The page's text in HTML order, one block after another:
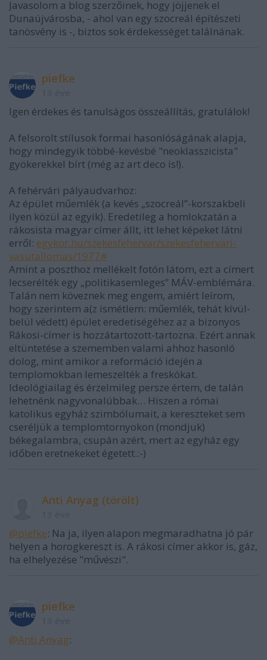
Javasolom a blog szerzőinek, hogy jöjjenek el
Dunaújvárosba, - ahol van egy szocreál építészeti
tanösvény is -, biztos sok érdekességet találnának.
piefke
Igen érdekes és tanulságos összeállítás, gratulálok!
A felsorolt stílusok formai hasonlóságának alapja,
hogy mindegyik többé-kevésbé "neoklasszicista"
gyökerekkel bírt (még az art deco is!).
A fehérvári pályaudvarhoz:
Az épület műemlék (a kevés „szocreál”-korszakbeli
ilyen közül az egyik). Eredetileg a homlokzatán a
rákosista magyar címer állt, itt lehet képeket látni
erről: egykor.hu/szekesfehervar/szekesfehervari-
vasutallomas/1977#
Amint a poszthoz mellékelt fotón látom, ezt a címert
lecserélték egy „politikasemleges” MÁV-emblémára.
Talán nem köveznek meg engem, amiért leírom,
hogy szerintem a(z ismétlem: műemlék, tehát kívül-
belül védett) épület eredetiségéhez az a bizonyos
Rákosi-címer is hozzátartozott-tartozna. Ezért annak
eltüntetése a szememben valami ahhoz hasonló
dolog, mint amikor a reformáció idején a
templomokban lemeszelték a freskókat.
Ideológiailag és érzelmileg persze értem, de talán
lehetnénk nagyvonalúbbak… Hiszen a római
katolikus egyház szimbólumait, a kereszteket sem
cseréljük a templomtornyokon (mondjuk)
békegalambra, csupán azért, mert az egyház egy
időben eretnekeket égetett.:-)
Anti Anyag (törölt)
@piefke: Na ja, ilyen alapon megmaradhatna jó pár
helyen a horogkereszt is. A rákosi címer akkor is, gáz,
ha elhelyezése "művészi".
piefke
@Anti Anyag: